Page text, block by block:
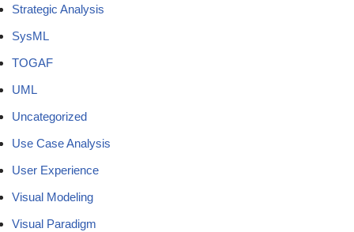
Strategic Analysis
SysML
TOGAF
UML
Uncategorized
Use Case Analysis
User Experience
Visual Modeling
Visual Paradigm